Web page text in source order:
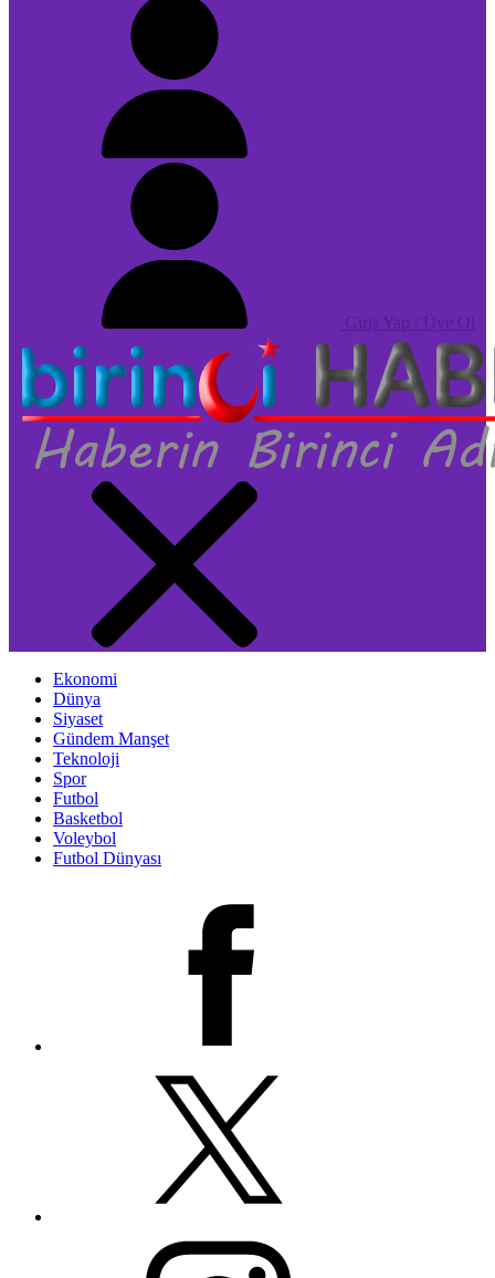
Giriş Yap / Üye Ol
Ekonomi
Dünya
Siyaset
Gündem Manşet
Teknoloji
Spor
Futbol
Basketbol
Voleybol
Futbol Dünyası